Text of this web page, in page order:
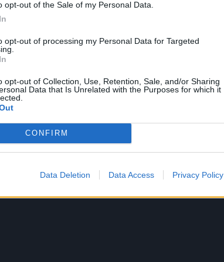
opt-out of the Sale of my Personal Data.
opt-out of processing my Personal Data for Targeted
opt-out of Collection, Use, Retention, Sale, and/or Sharing
Data that Is Unrelated with the Purposes for which it
CONFIRM
Data Deletion Data Access Privacy Policy
Bellamy
| Είσοδος γενική 5 ευρώ,
πολύτεκνους, ελεύθερη κάτω των 18